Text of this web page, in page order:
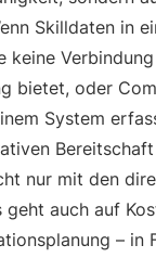
Skilldaten in
keine
bietet, oder
System
nur mit den
geht auch auf
– in